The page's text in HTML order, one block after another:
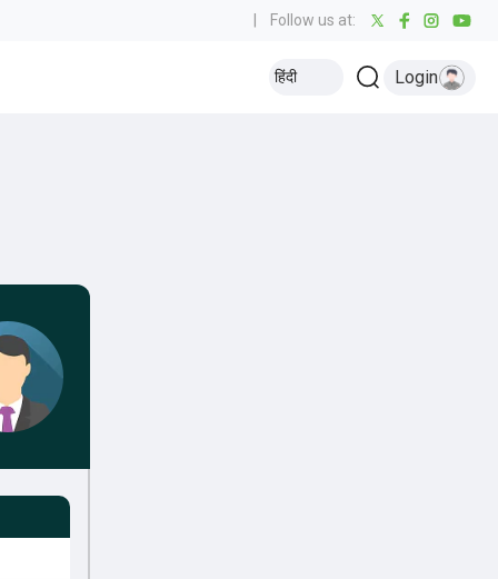
Follow us at:
हिंदी Login